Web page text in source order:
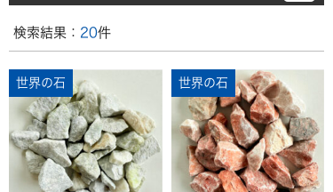
検索結果： 20件
世界の石 世界の石